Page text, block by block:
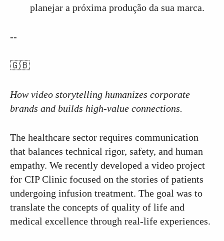
planejar a próxima produção da sua marca.
--
🇬🇧
How video storytelling humanizes corporate
brands and builds high-value connections.
The healthcare sector requires communication
that balances technical rigor, safety, and human
empathy. We recently developed a video project
for CIP Clinic focused on the stories of patients
undergoing infusion treatment. The goal was to
translate the concepts of quality of life and
medical excellence through real-life experiences.